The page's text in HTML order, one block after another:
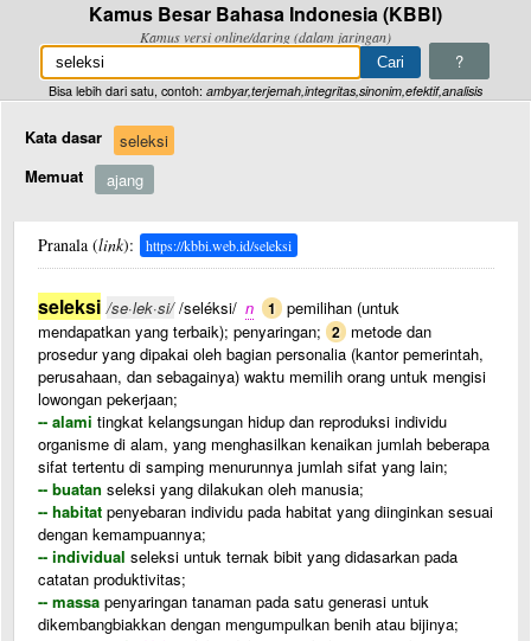
Kamus Besar Bahasa Indonesia (KBBI)
Kamus versi online/daring (dalam jaringan)
?
Bisa lebih dari satu, contoh: ambyar,terjemah,integritas,sinonim,efektif,analisis
Kata dasar
seleksi
Memuat
ajang
Pranala (link): https://kbbi.web.id/seleksi
seleksi /se·lek·si//seléksi/ n 1 pemilihan (untuk
mendapatkan yang terbaik); penyaringan; 2 metode dan
prosedur yang dipakai oleh bagian personalia (kantor pemerintah,
perusahaan, dan sebagainya) waktu memilih orang untuk mengisi
lowongan pekerjaan;
-- alami tingkat kelangsungan hidup dan reproduksi individu
organisme di alam, yang menghasilkan kenaikan jumlah beberapa
sifat tertentu di samping menurunnya jumlah sifat yang lain;
-- buatan seleksi yang dilakukan oleh manusia;
-- habitat penyebaran individu pada habitat yang diinginkan sesuai
dengan kemampuannya;
-- individual seleksi untuk ternak bibit yang didasarkan pada
catatan produktivitas;
-- massa penyaringan tanaman pada satu generasi untuk
dikembangbiakkan dengan mengumpulkan benih atau bijinya;